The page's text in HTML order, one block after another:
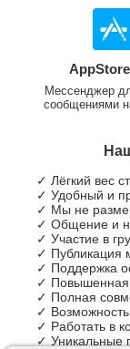
Мессенджер
сообщениями
✓ Лёгкий вес
✓ Удобный и
✓ Мы не
✓ Общение и
✓ Участие в
✓ Публикация
✓ Поддержка
✓ Повышенная
✓ Полная
✓ Возможность
✓ Работать в
✓ Уникальные